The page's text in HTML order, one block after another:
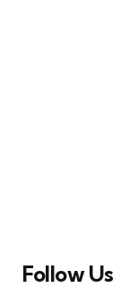
Follow Us